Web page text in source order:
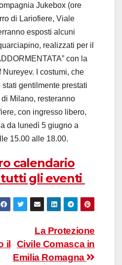
Jukebox (ore
di Lariofiere, Viale
esposti alcuni
realizzati per il
con la
I costumi, che
stati gentilmente prestati
Milano, resteranno
con ingresso libero,
da lunedì 5 giugno a
15.00 alle 18.00.
calendario
gli eventi
La Protezione
Civile Comasca in
Emilia Romagna
il